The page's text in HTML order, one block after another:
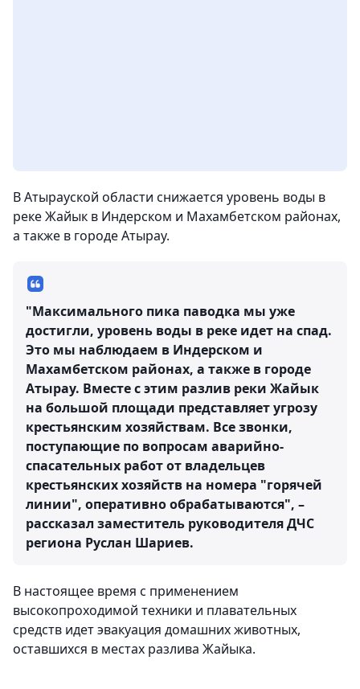
В Атырауской области снижается уровень воды в
реке Жайык в Индерском и Махамбетском районах,
а также в городе Атырау.
"Максимального пика паводка мы уже
достигли, уровень воды в реке идет на спад.
Это мы наблюдаем в Индерском и
Махамбетском районах, а также в городе
Атырау. Вместе с этим разлив реки Жайык
на большой площади представляет угрозу
крестьянским хозяйствам. Все звонки,
поступающие по вопросам аварийно-
спасательных работ от владельцев
крестьянских хозяйств на номера "горячей
линии", оперативно обрабатываются", –
рассказал заместитель руководителя ДЧС
региона Руслан Шариев.
В настоящее время с применением
высокопроходимой техники и плавательных
средств идет эвакуация домашних животных,
оставшихся в местах разлива Жайыка.